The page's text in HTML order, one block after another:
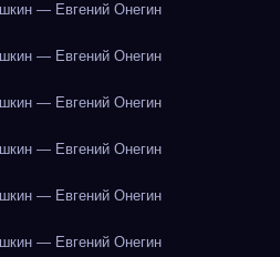
— Евгений Онегин
— Евгений Онегин
— Евгений Онегин
— Евгений Онегин
— Евгений Онегин
— Евгений Онегин